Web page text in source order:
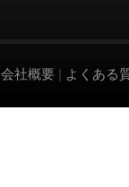
会社概要 | よくある